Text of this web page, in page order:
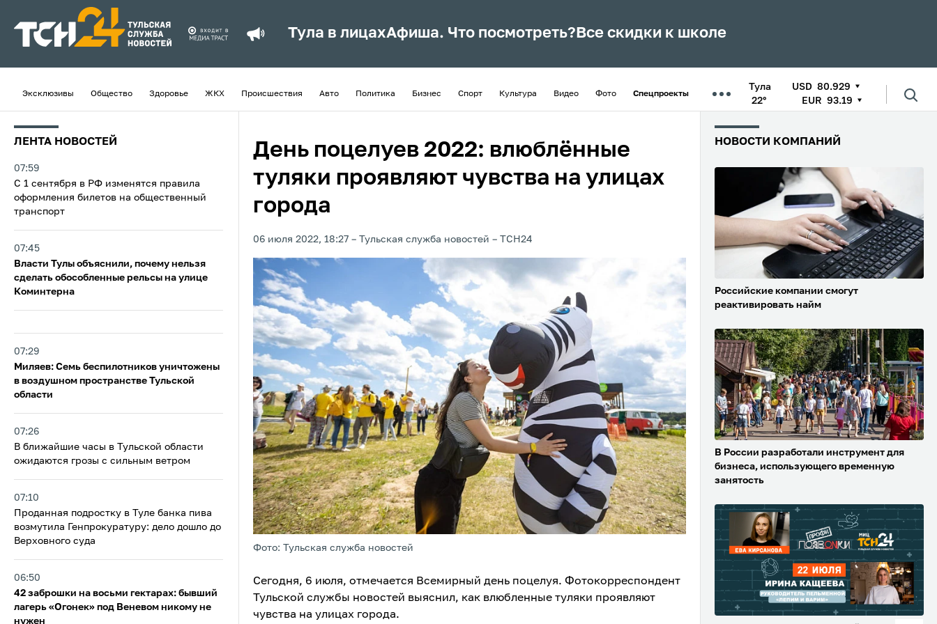
Тула в лицахАфиша. Что посмотреть? Все скидки к школе
Эксклюзивы Общество Здоровье ЖКХ Происшествия Авто Политика Бизнес Спорт Культура Видео Фото Спецпроекты
Тула
22°
USD 80.929
EUR 93.19
ЛЕНТА НОВОСТЕЙ
07:59
С 1 сентября в РФ изменятся правила
оформления билетов на общественный
транспорт
07:45
Власти Тулы объяснили, почему нельзя
сделать обособленные рельсы на улице
Коминтерна
07:29
Миляев: Семь беспилотников уничтожены
в воздушном пространстве Тульской
области
07:26
В ближайшие часы в Тульской области
ожидаются грозы с сильным ветром
07:10
Проданная подростку в Туле банка пива
возмутила Генпрокуратуру: дело дошло до
Верховного суда
06:50
42 заброшки на восьми гектарах: бывший
лагерь «Огонек» под Веневом никому не
нужен
День поцелуев 2022: влюблённые
туляки проявляют чувства на улицах
города
06 июля 2022, 18:27 Тульская служба новостей ТСН24
Фото: Тульская служба новостей
Сегодня, 6 июля, отмечается Всемирный день поцелуя. Фотокорреспондент
Тульской службы новостей выяснил, как влюбленные туляки проявляют
чувства на улицах города.
НОВОСТИ КОМПАНИЙ
Российские компании смогут
реактивировать найм
В России разработали инструмент для
бизнеса, использующего временную
занятость